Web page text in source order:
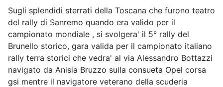
Sugli splendidi sterrati della Toscana che furono teatro
del rally di Sanremo quando era valido per il
campionato mondiale , si svolgera' il 5° rally del
Brunello storico, gara valida per il campionato italiano
rally terra storici che vedra' al via Alessandro Bottazzi
navigato da Anisia Bruzzo suila consueta Opel corsa
gsi mentre il navigatore veterano della scuderia